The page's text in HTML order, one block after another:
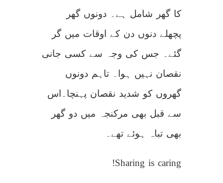
کا گھر شامل ہے۔ دونوں گھر
پچھلے دنوں دن کے اوقات میں گر
گئے۔ جس کی وجہ سے کسی جانی
نقصان نہیں ہوا۔ تاہم دونوں
گھروں کو شدید نقصان پہنچا۔اس
سے قبل بھی مرکنجہ میں دو گھر
بھی تباہ ہوئے تھے۔
Sharing is caring!